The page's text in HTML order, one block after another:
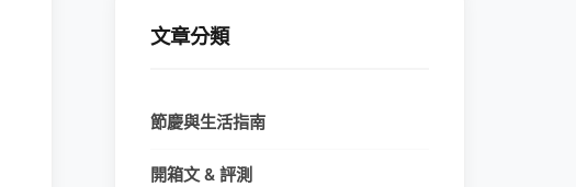
文章分類
節慶與生活指南
開箱文 & 評測